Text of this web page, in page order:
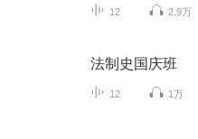
12 2.9万
法制史国庆班
12 1万